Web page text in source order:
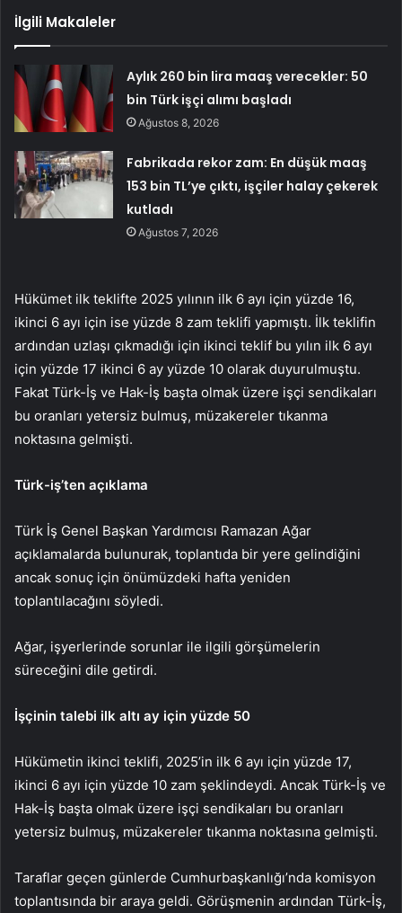
İlgili Makaleler
Aylık 260 bin lira maaş verecekler: 50
bin Türk işçi alımı başladı
Ağustos 8, 2026
Fabrikada rekor zam: En düşük maaş
153 bin TL’ye çıktı, işçiler halay çekerek
kutladı
Ağustos 7, 2026
Hükümet ilk teklifte 2025 yılının ilk 6 ayı için yüzde 16,
ikinci 6 ayı için ise yüzde 8 zam teklifi yapmıştı. İlk teklifin
ardından uzlaşı çıkmadığı için ikinci teklif bu yılın ilk 6 ayı
için yüzde 17 ikinci 6 ay yüzde 10 olarak duyurulmuştu.
Fakat Türk-İş ve Hak-İş başta olmak üzere işçi sendikaları
bu oranları yetersiz bulmuş, müzakereler tıkanma
noktasına gelmişti.
Türk-iş’ten açıklama
Türk İş Genel Başkan Yardımcısı Ramazan Ağar
açıklamalarda bulunurak, toplantıda bir yere gelindiğini
ancak sonuç için önümüzdeki hafta yeniden
toplantılacağını söyledi.
Ağar, işyerlerinde sorunlar ile ilgili görşümelerin
süreceğini dile getirdi.
İşçinin talebi ilk altı ay için yüzde 50
Hükümetin ikinci teklifi, 2025’in ilk 6 ayı için yüzde 17,
ikinci 6 ayı için yüzde 10 zam şeklindeydi. Ancak Türk-İş ve
Hak-İş başta olmak üzere işçi sendikaları bu oranları
yetersiz bulmuş, müzakereler tıkanma noktasına gelmişti.
Taraflar geçen günlerde Cumhurbaşkanlığı’nda komisyon
toplantısında bir araya geldi. Görüşmenin ardından Türk-İş,